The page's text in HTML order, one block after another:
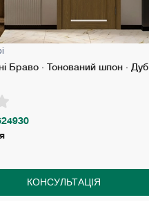
Браво · Тонований шпон · Дуб
КОНСУЛЬТАЦІЯ